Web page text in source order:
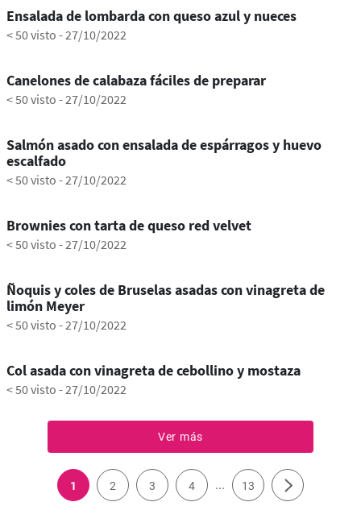
Ensalada de lombarda con queso azul y nueces
< 50 visto -27/10/2022
Canelones de calabaza fáciles de preparar
< 50 visto -27/10/2022
Salmón asado con ensalada de espárragos y huevo
escalfado
< 50 visto -27/10/2022
Brownies con tarta de queso red velvet
< 50 visto -27/10/2022
Ñoquis y coles de Bruselas asadas con vinagreta de
limón Meyer
< 50 visto -27/10/2022
Col asada con vinagreta de cebollino y mostaza
< 50 visto -27/10/2022
Ver más
1 2 3 4 ... 13